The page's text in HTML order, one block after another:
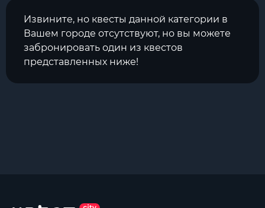
Извините, но квесты данной категории в
Вашем городе отсутствуют, но вы можете
забронировать один из квестов
представленных ниже!